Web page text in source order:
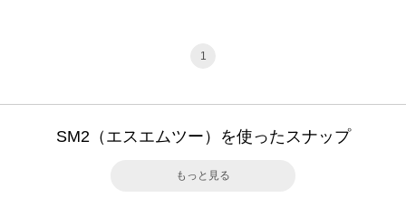
1
SM2（エスエムツー）を使ったスナップ
もっと見る